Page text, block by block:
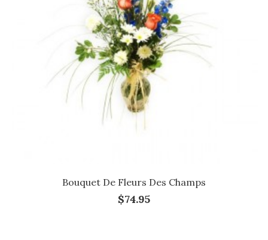
Bouquet De Fleurs Des Champs
$74.95